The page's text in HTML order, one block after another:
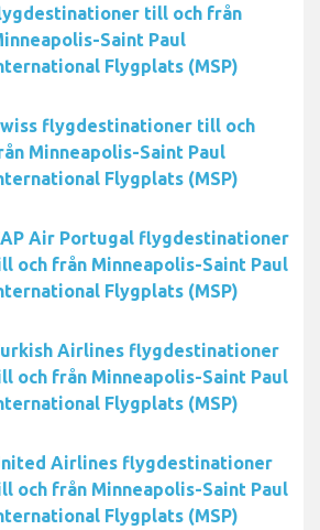
till och från
Saint Paul
Flygplats (MSP)
flygdestinationer till och
Minneapolis-Saint Paul
Flygplats (MSP)
Air Portugal flygdestinationer
och från Minneapolis-Saint Paul
Flygplats (MSP)
Airlines flygdestinationer
och från Minneapolis-Saint Paul
Flygplats (MSP)
Airlines flygdestinationer
och från Minneapolis-Saint Paul
Flygplats (MSP)